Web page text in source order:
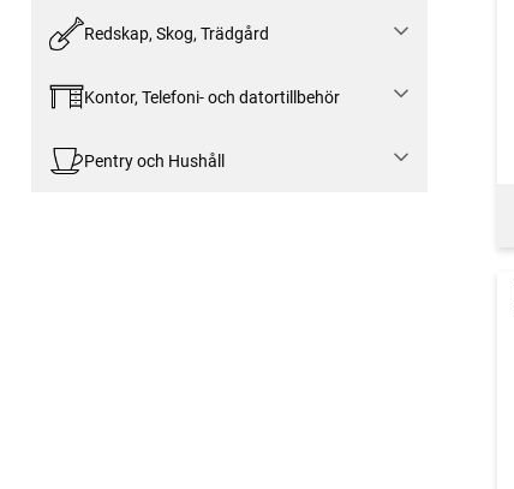
Redskap, Skog, Trädgård
Kontor, Telefoni- och datortillbehör
Pentry och Hushåll